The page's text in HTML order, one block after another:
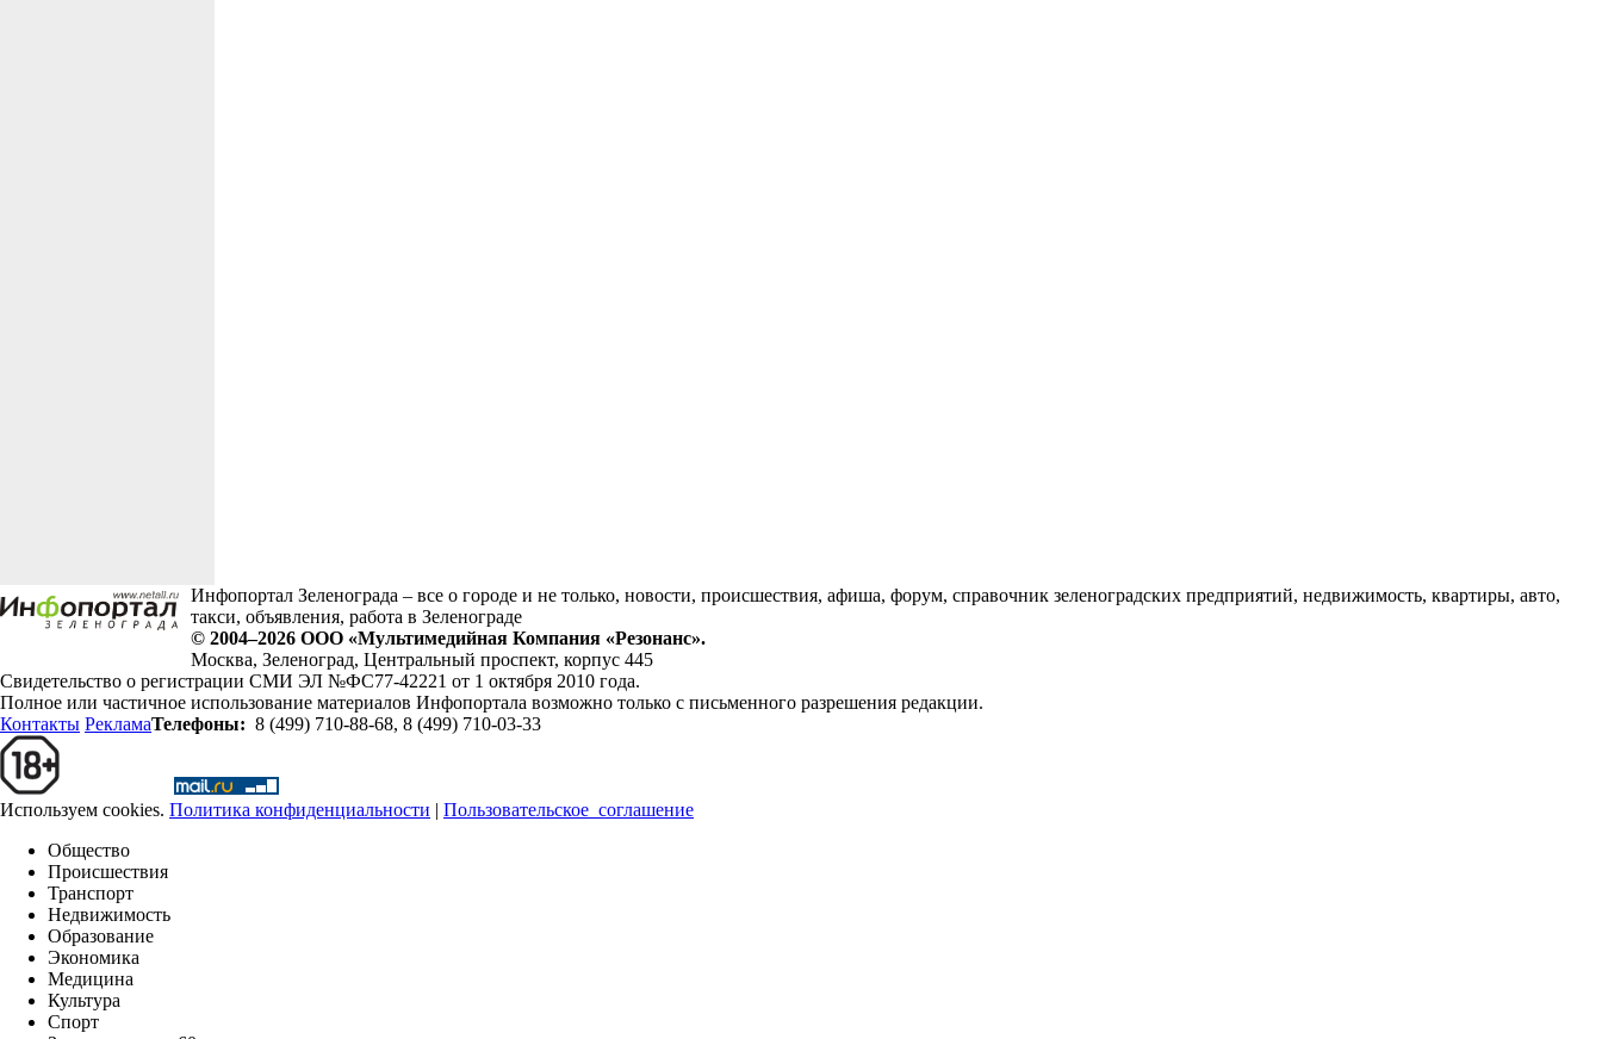
Инфопортал Зеленограда – все о городе и не только, новости, происшествия, афиша, форум, справочник зеленоградских предприятий, недвижимость, квартиры, авто,
такси, объявления, работа в Зеленограде
© 2004–2026 ООО «Мультимедийная Компания «Резонанс».
Москва, Зеленоград, Центральный проспект, корпус 445
Свидетельство о регистрации СМИ ЭЛ №ФС77-42221 от 1 октября 2010 года.
Полное или частичное использование материалов Инфопортала возможно только с письменного разрешения редакции.
Контакты РекламаТелефоны: 8 (499) 710-88-68, 8 (499) 710-03-33
Используем cookies. Политика конфиденциальности | Пользовательское_соглашение
Общество
Происшествия
Транспорт
Недвижимость
Образование
Экономика
Медицина
Культура
Спорт